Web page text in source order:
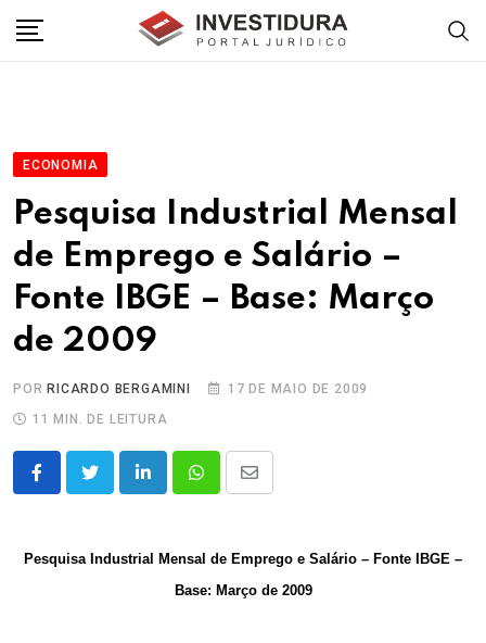
ECONOMIA
Pesquisa Industrial Mensal
de Emprego e Salário –
Fonte IBGE – Base: Março
de 2009
POR RICARDO BERGAMINI
17 DE MAIO DE 2009
11 MIN. DE LEITURA
LinkedInWhatsappShare
Pesquisa Industrial Mensal de Emprego e Salário – Fonte IBGE –
Base: Março de 2009